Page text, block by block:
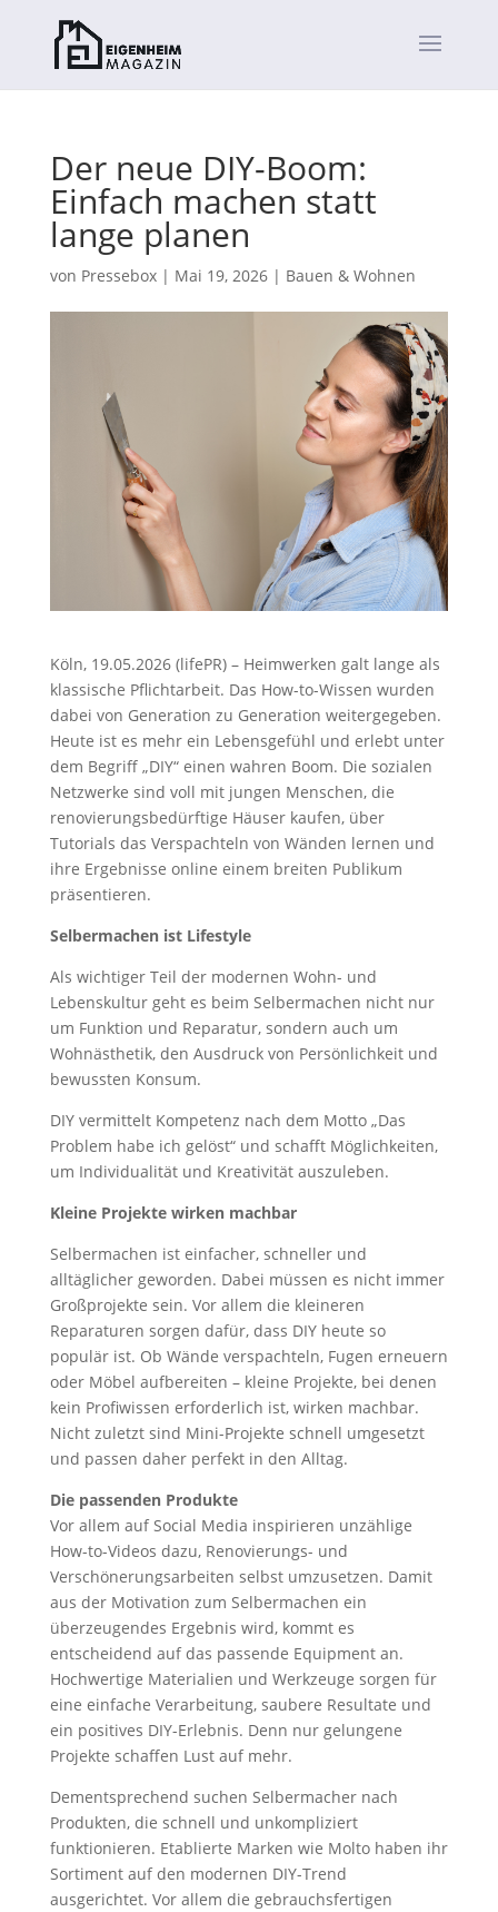
Der neue DIY-Boom:
Einfach machen statt
lange planen
von Pressebox| Mai 19, 2026| Bauen & Wohnen
Köln, 19.05.2026 (lifePR) – Heimwerken galt lange als
klassische Pflichtarbeit. Das How-to-Wissen wurden
dabei von Generation zu Generation weitergegeben.
Heute ist es mehr ein Lebensgefühl und erlebt unter
dem Begriff „DIY“ einen wahren Boom. Die sozialen
Netzwerke sind voll mit jungen Menschen, die
renovierungsbedürftige Häuser kaufen, über
Tutorials das Verspachteln von Wänden lernen und
ihre Ergebnisse online einem breiten Publikum
präsentieren.
Selbermachen ist Lifestyle
Als wichtiger Teil der modernen Wohn- und
Lebenskultur geht es beim Selbermachen nicht nur
um Funktion und Reparatur, sondern auch um
Wohnästhetik, den Ausdruck von Persönlichkeit und
bewussten Konsum.
DIY vermittelt Kompetenz nach dem Motto „Das
Problem habe ich gelöst“ und schafft Möglichkeiten,
um Individualität und Kreativität auszuleben.
Kleine Projekte wirken machbar
Selbermachen ist einfacher, schneller und
alltäglicher geworden. Dabei müssen es nicht immer
Großprojekte sein. Vor allem die kleineren
Reparaturen sorgen dafür, dass DIY heute so
populär ist. Ob Wände verspachteln, Fugen erneuern
oder Möbel aufbereiten – kleine Projekte, bei denen
kein Profiwissen erforderlich ist, wirken machbar.
Nicht zuletzt sind Mini-Projekte schnell umgesetzt
und passen daher perfekt in den Alltag.
Die passenden Produkte
Vor allem auf Social Media inspirieren unzählige
How-to-Videos dazu, Renovierungs- und
Verschönerungsarbeiten selbst umzusetzen. Damit
aus der Motivation zum Selbermachen ein
überzeugendes Ergebnis wird, kommt es
entscheidend auf das passende Equipment an.
Hochwertige Materialien und Werkzeuge sorgen für
eine einfache Verarbeitung, saubere Resultate und
ein positives DIY-Erlebnis. Denn nur gelungene
Projekte schaffen Lust auf mehr.
Dementsprechend suchen Selbermacher nach
Produkten, die schnell und unkompliziert
funktionieren. Etablierte Marken wie Molto haben ihr
Sortiment auf den modernen DIY-Trend
ausgerichtet. Vor allem die gebrauchsfertigen